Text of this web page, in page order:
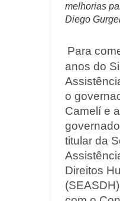
melhorias
Diego
Para
anos do
o
Camelí e
titular da
Direitos